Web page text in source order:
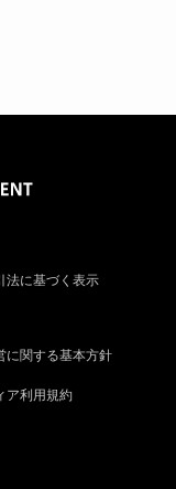
法に基づく表示
に関する基本方針
ア利用規約